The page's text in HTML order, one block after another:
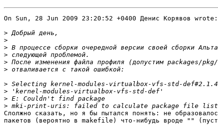
On Sun, 28 Jun 2009 23:20:52 +0400 Денис Корявов wrote:
>
>
>
>
>
>
>
>
>
>
Слолжно сказать, но я бы пытался понять: не
пакетов (вероятно в makefile) что-нибудь вроде ""